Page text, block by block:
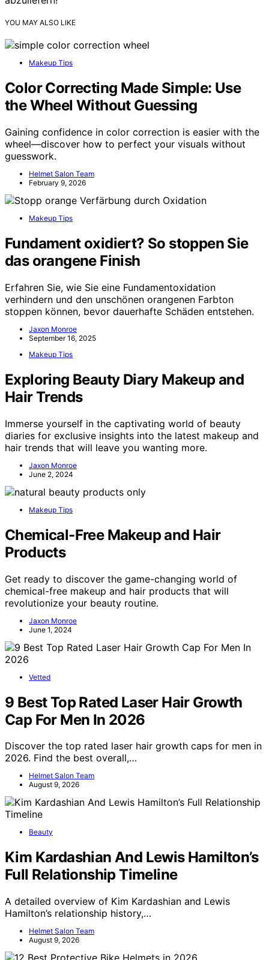
YOU MAY ALSO LIKE
Makeup Tips
Color Correcting Made Simple: Use
the Wheel Without Guessing
Gaining confidence in color correction is easier with the
wheel—discover how to perfect your visuals without
guesswork.
Helmet Salon Team
February 9, 2026
Makeup Tips
Fundament oxidiert? So stoppen Sie
das orangene Finish
Erfahren Sie, wie Sie eine Fundamentoxidation
verhindern und den unschönen orangenen Farbton
stoppen können, bevor dauerhafte Schäden entstehen.
Jaxon Monroe
September 16, 2025
Makeup Tips
Exploring Beauty Diary Makeup and
Hair Trends
Immerse yourself in the captivating world of beauty
diaries for exclusive insights into the latest makeup and
hair trends that will leave you wanting more.
Jaxon Monroe
June 2, 2024
Makeup Tips
Chemical-Free Makeup and Hair
Products
Get ready to discover the game-changing world of
chemical-free makeup and hair products that will
revolutionize your beauty routine.
Jaxon Monroe
June 1, 2024
Vetted
9 Best Top Rated Laser Hair Growth
Cap For Men In 2026
Discover the top rated laser hair growth caps for men in
2026. Find the best overall,…
Helmet Salon Team
August 9, 2026
Beauty
Kim Kardashian And Lewis Hamilton’s
Full Relationship Timeline
A detailed overview of Kim Kardashian and Lewis
Hamilton’s relationship history,…
Helmet Salon Team
August 9, 2026